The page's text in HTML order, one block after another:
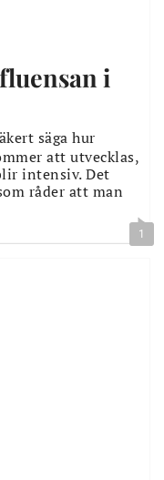
i
säga hur
att utvecklas,
intensiv. Det
råder att man
1